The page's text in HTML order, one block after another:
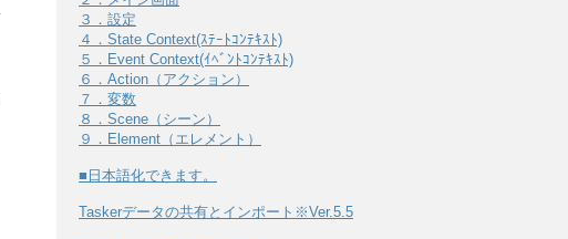
３．設定
４．State Context(ｽﾃｰﾄｺﾝﾃｷｽﾄ)
５．Event Context(ｲﾍﾞﾝﾄｺﾝﾃｷｽﾄ)
６．Action（アクション）
７．変数
８．Scene（シーン）
９．Element（エレメント）
■日本語化できます。
Taskerデータの共有とインポート※Ver.5.5